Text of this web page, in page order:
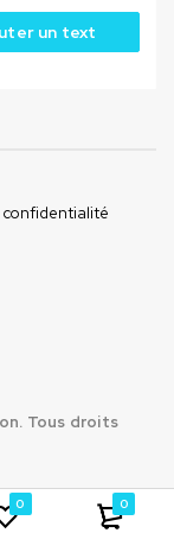
un text
confidentialité
Tous droits
0 0